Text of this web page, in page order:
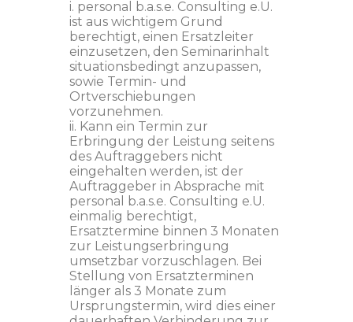
i. personal b.a.s.e. Consulting e.U.
ist aus wichtigem Grund
berechtigt, einen Ersatzleiter
einzusetzen, den Seminarinhalt
situationsbedingt anzupassen,
sowie Termin- und
Ortverschiebungen
vorzunehmen.
ii. Kann ein Termin zur
Erbringung der Leistung seitens
des Auftraggebers nicht
eingehalten werden, ist der
Auftraggeber in Absprache mit
personal b.a.s.e. Consulting e.U.
einmalig berechtigt,
Ersatztermine binnen 3 Monaten
zur Leistungserbringung
umsetzbar vorzuschlagen. Bei
Stellung von Ersatzterminen
länger als 3 Monate zum
Ursprungstermin, wird dies einer